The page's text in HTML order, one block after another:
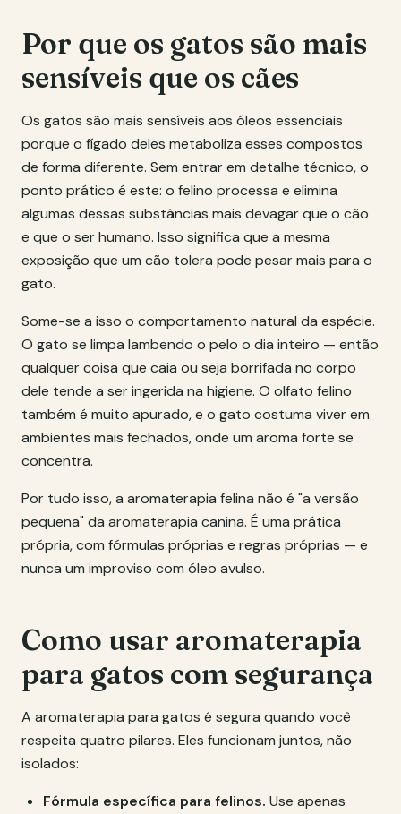
Por que os gatos são mais
sensíveis que os cães
Os gatos são mais sensíveis aos óleos essenciais
porque o fígado deles metaboliza esses compostos
de forma diferente. Sem entrar em detalhe técnico, o
ponto prático é este: o felino processa e elimina
algumas dessas substâncias mais devagar que o cão
e que o ser humano. Isso significa que a mesma
exposição que um cão tolera pode pesar mais para o
gato.
Some-se a isso o comportamento natural da espécie.
O gato se limpa lambendo o pelo o dia inteiro — então
qualquer coisa que caia ou seja borrifada no corpo
dele tende a ser ingerida na higiene. O olfato felino
também é muito apurado, e o gato costuma viver em
ambientes mais fechados, onde um aroma forte se
concentra.
Por tudo isso, a aromaterapia felina não é "a versão
pequena" da aromaterapia canina. É uma prática
própria, com fórmulas próprias e regras próprias — e
nunca um improviso com óleo avulso.
Como usar aromaterapia
para gatos com segurança
A aromaterapia para gatos é segura quando você
respeita quatro pilares. Eles funcionam juntos, não
isolados:
Fórmula específica para felinos. Use apenas